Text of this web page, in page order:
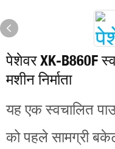
पेशेवर XK-B860F
मशीन निर्माता
यह एक स्वचालित
को पहले सामग्री